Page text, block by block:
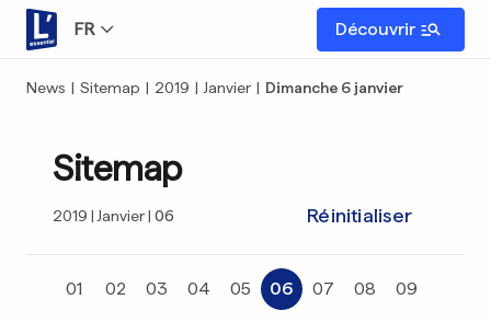
FR Découvrir
News | Sitemap | 2019 | Janvier | Dimanche 6 janvier
Sitemap
2019 Janvier 06 Réinitialiser
01 02 03 04 05 06 07 08 09